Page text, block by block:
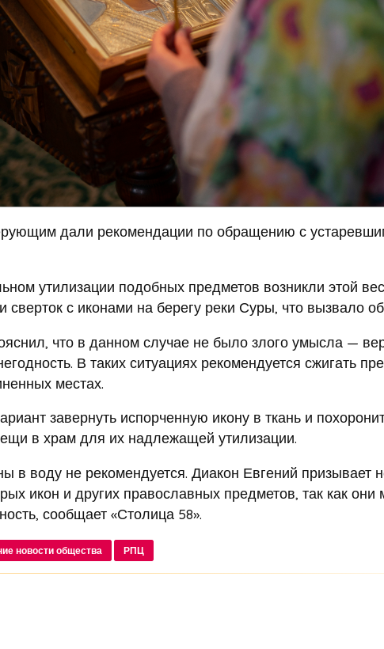
дали рекомендации по обращению с
утилизации подобных предметов возникли этой
сверток с иконами на берегу реки Суры, что вызвало
что в данном случае не было злого умысла —
В таких ситуациях рекомендуется сжигать
местах.
завернуть испорченную икону в ткань и
в храм для их надлежащей утилизации.
в воду не рекомендуется. Диакон Евгений призывает
икон и других православных предметов, так как они
сообщает «Столица 58».
новости общества РПЦ